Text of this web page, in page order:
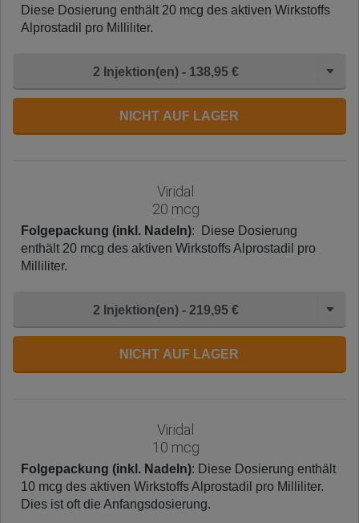
Diese Dosierung enthält 20 mcg des aktiven Wirkstoffs
Alprostadil pro Milliliter.
2 Injektion(en) - 138,95 €
NICHT AUF LAGER
Viridal
20 mcg
Folgepackung (inkl. Nadeln): Diese Dosierung
enthält 20 mcg des aktiven Wirkstoffs Alprostadil pro
Milliliter.
2 Injektion(en) - 219,95 €
NICHT AUF LAGER
Viridal
10 mcg
Folgepackung (inkl. Nadeln): Diese Dosierung enthält
10 mcg des aktiven Wirkstoffs Alprostadil pro Milliliter.
Dies ist oft die Anfangsdosierung.